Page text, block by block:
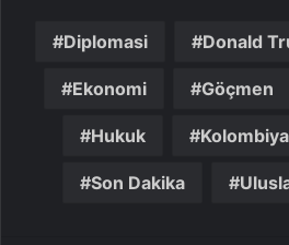
Diplomasi Donald
Ekonomi Göçmen
Hukuk Kolombiya
Son Dakika